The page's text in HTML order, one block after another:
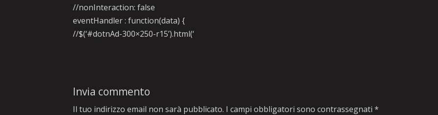
//nonInteraction: false
eventHandler : function(data) {
//$(‘#dotnAd-300×250-r15’).html(‘
Invia commento
Il tuo indirizzo email non sarà pubblicato. I campi obbligatori sono contrassegnati*